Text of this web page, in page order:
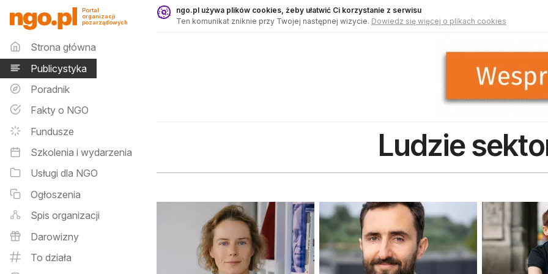
Publicystyka - ngo.pl
Portal
organizacji
pozarządowych
Menu główne
Strona główna
Publicystyka
Poradnik
Fakty o NGO
Fundusze
Szkolenia i wydarzenia
Usługi dla NGO
Ogłoszenia
Spis organizacji
Darowizny
To działa
ngo.pl używa plików cookies, żeby ułatwić Ci korzystanie z serwisu
Ten komunikat zniknie przy Twojej następnej wizycie. Dowiedz się więcej o plikach cookies
Ludzie
Wyniki zapytania